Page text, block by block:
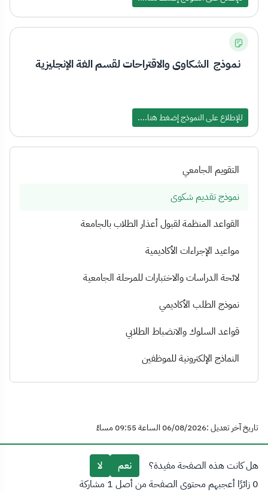
التقويم الجامعي
نموذج تقديم شكوى
القواعد المنظمة لقبول أعذار الطلاب بالجامعة
مواعيد الإجراءات الأكاديمية
لائحة الدراسات والاختبارات للمرحلة الجامعية
نموذج الطلب الأكاديمي
قواعد السلوك والانضباط الطلابي
النماذج الإلكترونية للموظفين
نموذج الشكاوى والاقتراحات لقسم الغة الإنجليزية
للإطلاع على النموذج إضغط هنا....
تاريخ آخر تعديل :06/08/2026 الساعة 09:55 مساءً
هل كانت هذه الصفحة مفيدة؟ نعم
لا
0 زائرًا أعجبهم محتوى الصفحة من أصل 1 مشاركة